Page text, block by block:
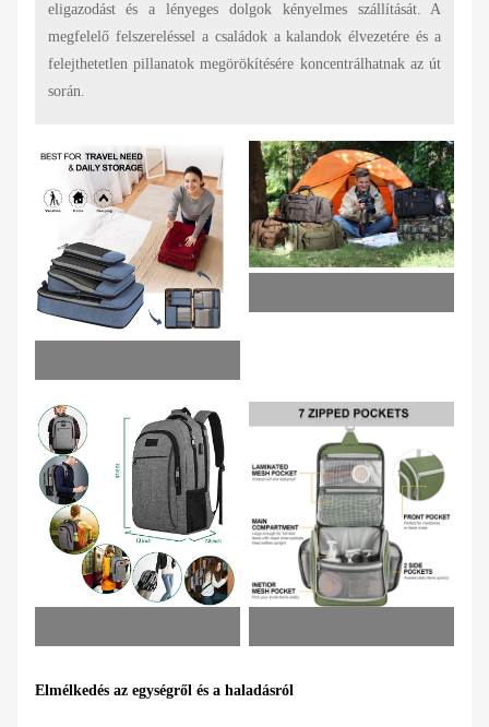
eligazodást és a lényeges dolgok kényelmes szállítását. A
megfelelő felszereléssel a családok a kalandok élvezetére és a
felejthetetlen pillanatok megörökítésére koncentrálhatnak az út
során.
Elmélkedés az egységről és a haladásról